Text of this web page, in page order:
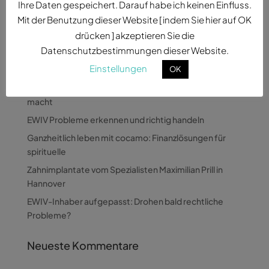
Neueste Beiträge
macht
EWIV Probleme erkennen und richtig handeln
Ganzheitlich leben mit cocamo: Finanzlösungen für
spirituelle
Zahnimplantate vom Spezialisten Maximilian Prill in
Hannover
EWIV-Inhaber aufgepasst: Drohen bald rechtliche
Probleme?
Neueste Kommentare
Ihre Daten gespeichert. Darauf habe ich keinen Einfluss.
Mit der Benutzung dieser Website [ indem Sie hier auf OK
drücken ] akzeptieren Sie die
Datenschutzbestimmungen dieser Website.
Einstellungen
OK